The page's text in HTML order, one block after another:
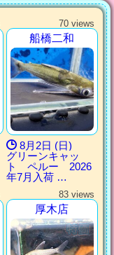
70 views
船橋二和
8月2日 (日)
グリーンキャッ
ト ペルー 2026
年7月入荷 …
83 views
厚木店